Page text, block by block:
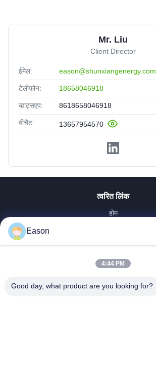
Mr. Liu
Client Director
ईमेल: eason@shunxiangenergy.com
टेलीफोन: 18658046918
व्हाट्सएप: 8618658046918
वीचैट: 13657954570
त्वरित लिंक
होम
फैक्टरी यात्रा
Eason
4:44 PM
Good day, what product are you looking for?